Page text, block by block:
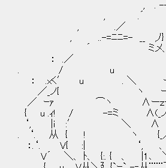
, . --=ﾆﾆ辷
, .´ ` ､＼
, .／
, ..-=ﾆﾆ=-
´ ミメ
： .／ ヽ
. / u .ﾊ ∨
： .xく′ u . ＼
／_ノ{ ヽ ー
／ ｰｧ ⌒ヽ ∧ーｚ
{ u .ｨ! / -=ミ ∧(_ノ
‘, |ｉ :′ ＼ ∧ ﾉ/ ｰく
. ‘. 从 { ! ヽ {_／ ′
：.‘. V{ :| ‘,
V´ ＼、 ﾄ、 {:. { 、 |1､ ＼